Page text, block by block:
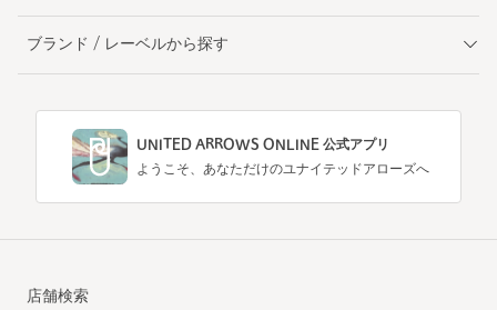
ブランド / レーベルから探す
UNITED ARROWS ONLINE 公式アプリ
ようこそ、あなただけのユナイテッドアローズへ
店舗検索